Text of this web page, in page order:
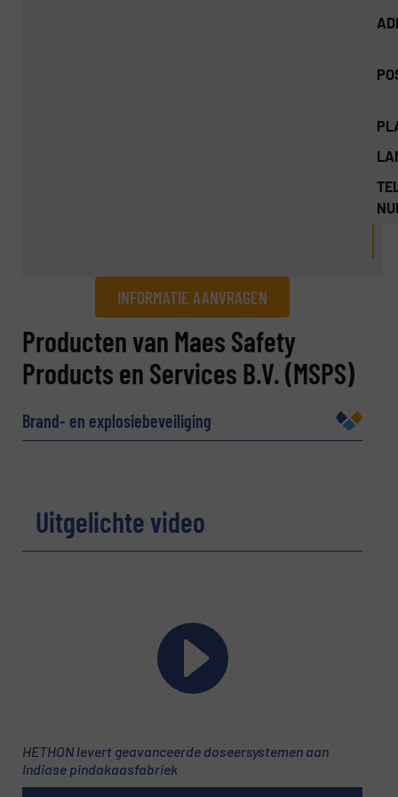
INFORMATIE AANVRAGEN
Informatie aanvragen
Naam(Vereist)
E-mail(Vereist)
Producten van Maes Safety
Products en Services B.V. (MSPS)
Brand- en explosiebeveiliging
Uitgelichte video
HETHON levert geavanceerde doseersystemen aan
Indiase pindakaasfabriek